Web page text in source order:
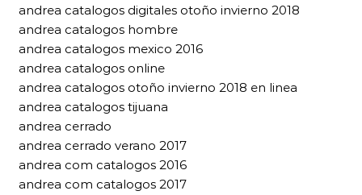
andrea catalogos digitales otoño invierno 2018
andrea catalogos hombre
andrea catalogos mexico 2016
andrea catalogos online
andrea catalogos otoño invierno 2018 en linea
andrea catalogos tijuana
andrea cerrado
andrea cerrado verano 2017
andrea com catalogos 2016
andrea com catalogos 2017